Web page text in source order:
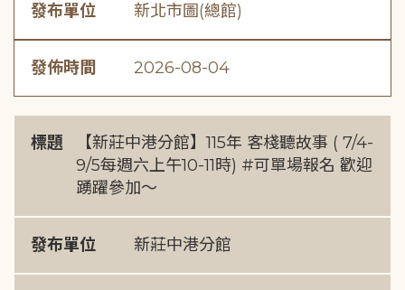
發布單位 新北市圖(總館)
發佈時間 2026-08-04
標題
【新莊中港分館】115年 客棧聽故事 ( 7/4-
9/5每週六上午10-11時) #可單場報名 歡迎
踴躍參加～
發布單位 新莊中港分館